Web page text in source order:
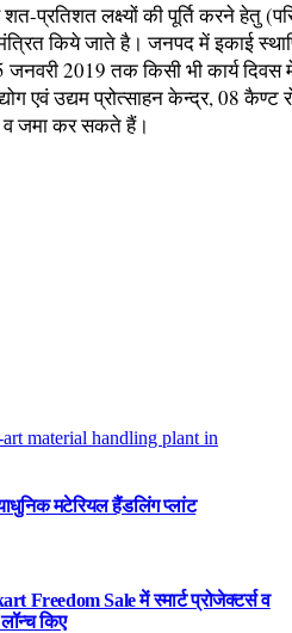
प्रतिशत लक्ष्यों की पूर्ति करने हेतु
किये जाते है। जनपद में इकाई
जनवरी 2019 तक किसी भी कार्य
एवं उद्यम प्रोत्साहन केन्द्र, 08 कैण्ट
जमा कर सकते हैं।
मटेरियल हैंडलिंग प्लांट
Sale में स्मार्ट प्रोजेक्टर्स व
किए